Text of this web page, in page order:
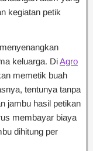
kegiatan petik
keluarga. DiAgro
memetik buah
tentunya tanpa
jambu hasil petikan
membayar biaya
dihitung per